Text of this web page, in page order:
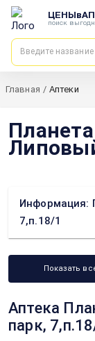
поиск
Главная / Аптеки
Информация:
7,п.18/1
Показать
Аптека
парк,